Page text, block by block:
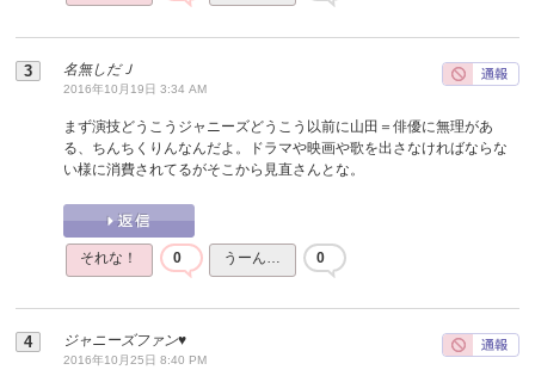
名無しだＪ
2016年10月19日 3:34 AM
まず演技どうこうジャニーズどうこう以前に山田＝俳優に無理があ
る、ちんちくりんなんだよ。ドラマや映画や歌を出さなければならな
い様に消費されてるがそこから見直さんとな。
それな！ 0 うーん… 0
ジャニーズファン♥
2016年10月25日 8:40 PM